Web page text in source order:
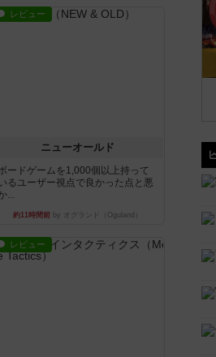
レビュー
ニューオールド
ードゲームを1,000個以上持って
るユーザー視点で良かった点と悪
...
約11時間前by オグランド（Oguland）
レビュー